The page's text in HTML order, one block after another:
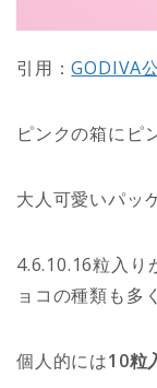
引用：GODIVA
ピンクの箱にピ
大人可愛いパッ
4.6.10.16粒入り
ョコの種類も多
個人的には10粒